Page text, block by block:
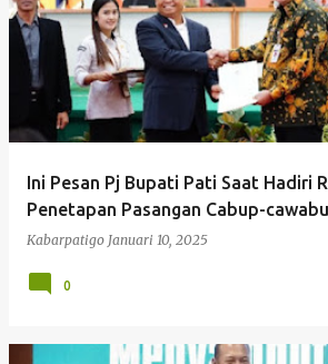
Ini Pesan Pj Bupati Pati Saat Hadiri
Penetapan Pasangan Cabup-
Kabarpatigo Januari 10, 2025
0